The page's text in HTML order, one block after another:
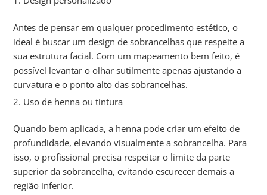
Antes de pensar em qualquer procedimento estético, o
ideal é buscar um design de sobrancelhas que respeite a
sua estrutura facial. Com um mapeamento bem feito, é
possível levantar o olhar sutilmente apenas ajustando a
curvatura e o ponto alto das sobrancelhas.
2. Uso de henna ou tintura
Quando bem aplicada, a henna pode criar um efeito de
profundidade, elevando visualmente a sobrancelha. Para
isso, o profissional precisa respeitar o limite da parte
superior da sobrancelha, evitando escurecer demais a
região inferior.